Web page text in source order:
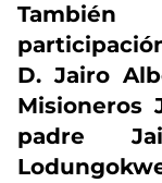
D. Jairo
Misioneros
padre